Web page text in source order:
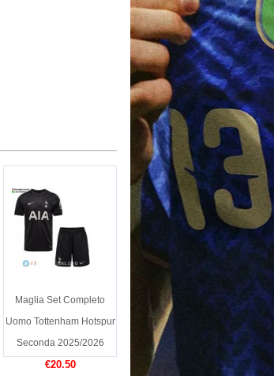
Maglia Set Completo
Uomo Tottenham Hotspur
Seconda 2025/2026
€20.50